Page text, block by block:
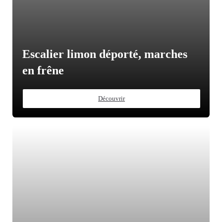
Escalier limon déporté, marches
en frêne
Découvrir